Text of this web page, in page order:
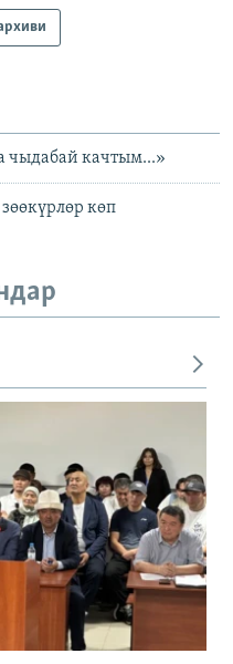
чыдабай качтым...»
көп